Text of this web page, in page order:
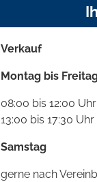
Verkauf
Montag bis
08:00 bis 12:00 Uhr
13:00 bis 17:30 Uhr
Samstag
gerne nach